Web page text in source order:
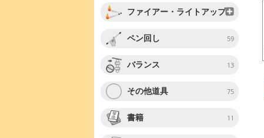
ファイアー・ライトアップ
ペン回し 59
バランス 13
その他道具 75
書籍 11